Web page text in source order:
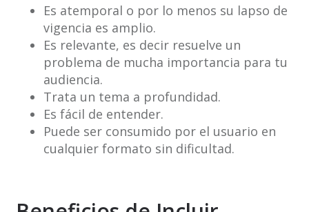
Es atemporal o por lo menos su lapso de
vigencia es amplio.
Es relevante, es decir resuelve un
problema de mucha importancia para tu
audiencia.
Trata un tema a profundidad.
Es fácil de entender.
Puede ser consumido por el usuario en
cualquier formato sin dificultad.